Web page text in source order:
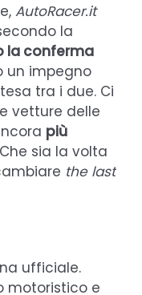
AutoRacer.it
la
la conferma
un impegno
tra i due. Ci
vetture delle
più
sia la volta
the last
ufficiale.
motoristico e